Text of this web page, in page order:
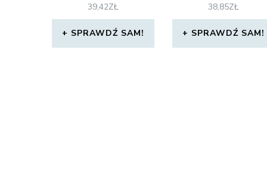
39,42ZŁ
SPRAWDŹ SAM!
38,85ZŁ
SPRAWDŹ SAM!